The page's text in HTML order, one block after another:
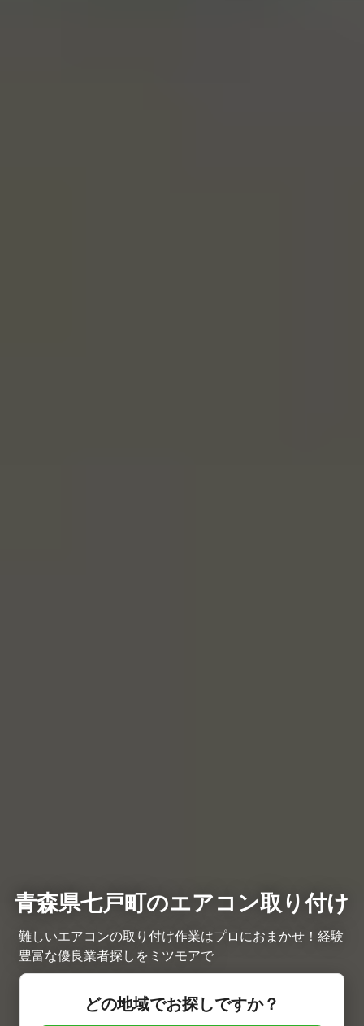
青森県七戸町のエアコン取り付け
難しいエアコンの取り付け作業はプロにおまかせ！経験
豊富な優良業者探しをミツモアで
どの地域でお探しですか？